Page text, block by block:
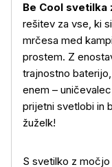
Be Cool svetilka
rešitev za vse, ki
mrčesa med
prostem. Z
trajnostno
enem –
prijetni svetlobi in
žuželk!
S svetilko z močjo